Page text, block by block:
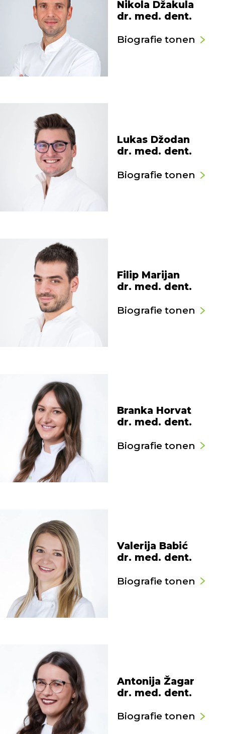
Nikola Džakula
dr. med. dent.
Biografie tonen
Lukas Džodan
dr. med. dent.
Biografie tonen
Filip Marijan
dr. med. dent.
Biografie tonen
Branka Horvat
dr. med. dent.
Biografie tonen
Valerija Babić
dr. med. dent.
Biografie tonen
Antonija Žagar
dr. med. dent.
Biografie tonen